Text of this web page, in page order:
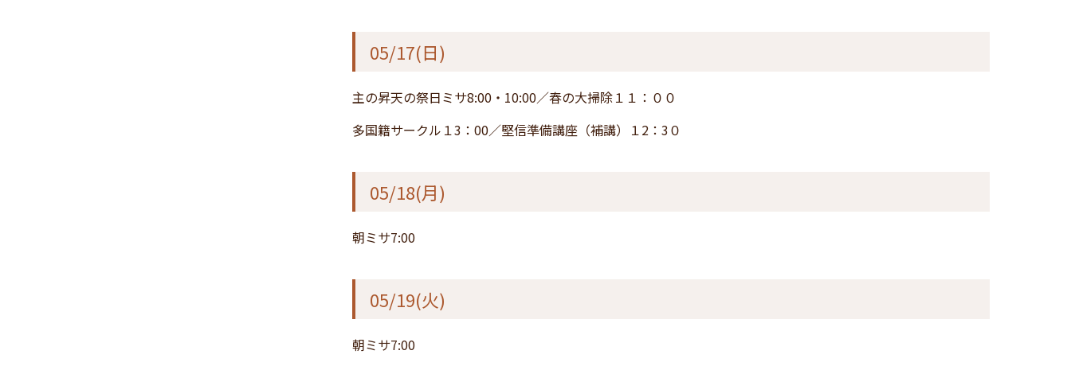
05/17(日)
主の昇天の祭日ミサ8:00・10:00／春の大掃除１１：００
多国籍サークル１3：00／堅信準備講座（補講）１2：3０
05/18(月)
朝ミサ7:00
05/19(火)
朝ミサ7:00